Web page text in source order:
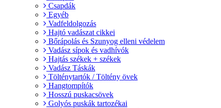
Csapdák
Egyéb
Vadfeldolgozás
Hajtó vadászat cikkei
Bőrápolás és Szunyog elleni védelem
Vadász sípok és vadhívók
Hajtás székek + székek
Vadász Táskák
Tölténytartók / Töltény övek
Hangtompítók
Hosszú puskacsövek
Golyós puskák tartozékai